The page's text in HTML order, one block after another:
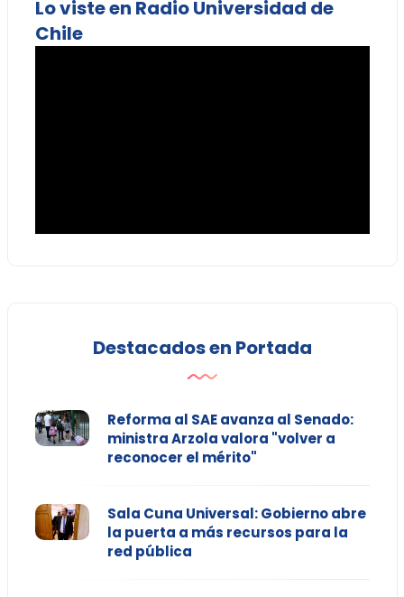
Lo viste en Radio Universidad de
Chile
Destacados en Portada
Reforma al SAE avanza al Senado:
ministra Arzola valora "volver a
reconocer el mérito"
Sala Cuna Universal: Gobierno abre
la puerta a más recursos para la
red pública